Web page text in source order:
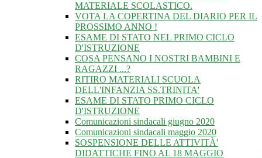
MATERIALE SCOLASTICO.
VOTA LA COPERTINA DEL DIARIO PER IL
PROSSIMO ANNO !
ESAME DI STATO NEL PRIMO CICLO
D'ISTRUZIONE
COSA PENSANO I NOSTRI BAMBINI E
RAGAZZI ...?
RITIRO MATERIALI SCUOLA
DELL'INFANZIA SS.TRINITA'
ESAME DI STATO PRIMO CICLO
D'ISTRUZIONE
Comunicazioni sindacali giugno 2020
Comunicazioni sindacali maggio 2020
SOSPENSIONE DELLE ATTIVITÀ'
DIDATTICHE FINO AL 18 MAGGIO